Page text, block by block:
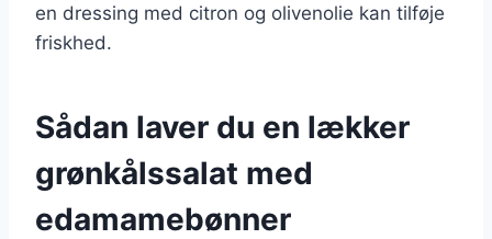
en dressing med citron og olivenolie kan tilføje
friskhed.
Sådan laver du en lækker
grønkålssalat med
edamamebønner